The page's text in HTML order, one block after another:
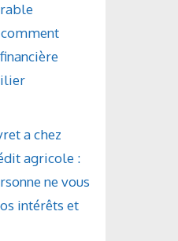
a chez
agricole :
ne vous
intérêts et